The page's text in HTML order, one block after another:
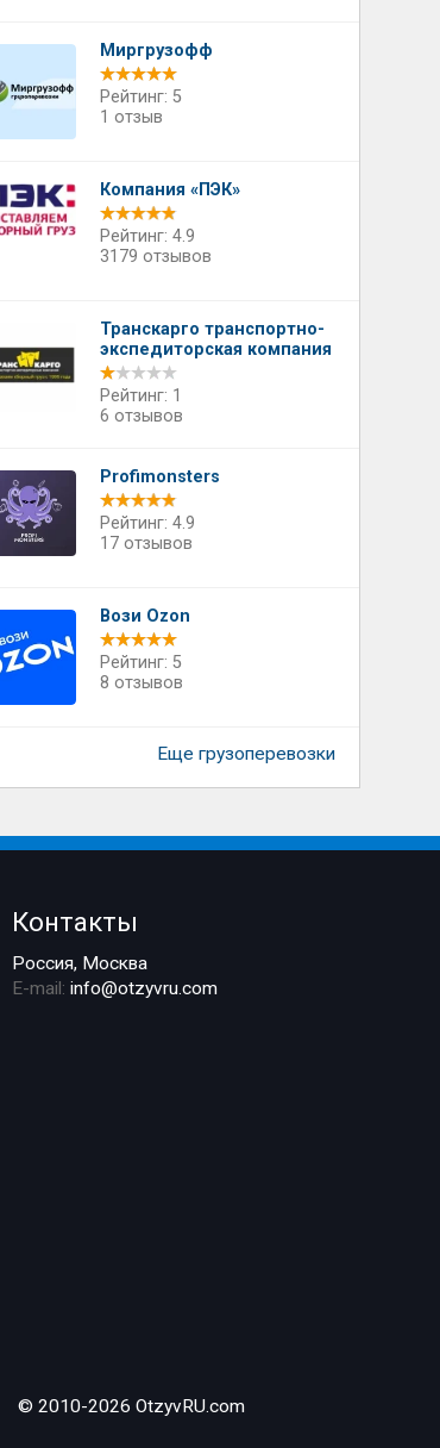
Миргрузофф
Рейтинг: 5
1 отзыв
Компания «ПЭК»
Рейтинг: 4.9
3179 отзывов
Транскарго транспортно-
экспедиторская компания
Рейтинг: 1
6 отзывов
Profimonsters
Рейтинг: 4.9
17 отзывов
Вози Ozon
Рейтинг: 5
8 отзывов
Еще грузоперевозки
Контакты
Россия, Москва
E-mail:info@otzyvru.com
© 2010-2026 OtzyvRU.com